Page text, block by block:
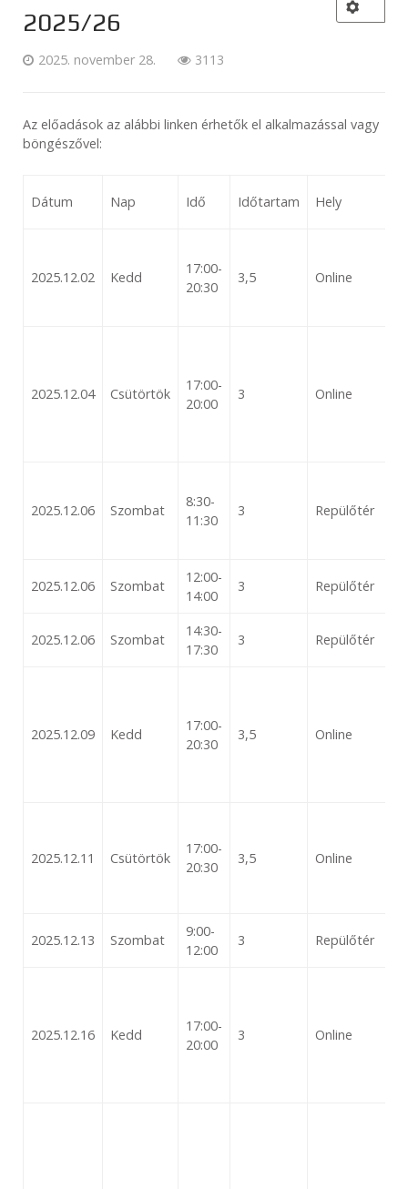
2025/26
2025. november 28. 3113
Az előadások az alábbi linken érhetők el alkalmazással vagy
böngészővel:
Dátum Nap Idő Időtartam Hely
2025.12.02 Kedd
17:00-
20:30
3,5 Online
2025.12.04 Csütörtök
17:00-
20:00
3 Online
2025.12.06 Szombat
8:30-
11:30
3 Repülőtér
2025.12.06 Szombat
12:00-
14:00
3 Repülőtér
2025.12.06 Szombat
14:30-
17:30
3 Repülőtér
2025.12.09 Kedd
17:00-
20:30
3,5 Online
2025.12.11 Csütörtök
17:00-
20:30
3,5 Online
2025.12.13 Szombat
9:00-
12:00
3 Repülőtér
2025.12.16 Kedd
17:00-
20:00
3 Online